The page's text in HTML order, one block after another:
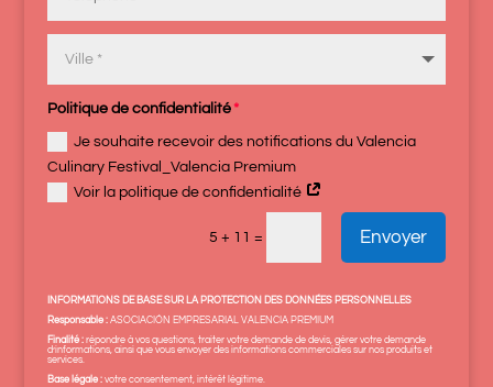
Politique de confidentialité
Je souhaite recevoir des notifications du Valencia
Culinary Festival_Valencia Premium
Voir la politique de confidentialité
5 + 11 = Envoyer
INFORMATIONS DE BASE SUR LA PROTECTION DES DONNÉES PERSONNELLES
Responsable :ASOCIACIÓN EMPRESARIAL VALENCIA PREMIUM
Finalité :répondre à vos questions, traiter votre demande de devis, gérer votre demande
d’informations, ainsi que vous envoyer des informations commerciales sur nos produits et
services.
Base légale :votre consentement, intérêt légitime.